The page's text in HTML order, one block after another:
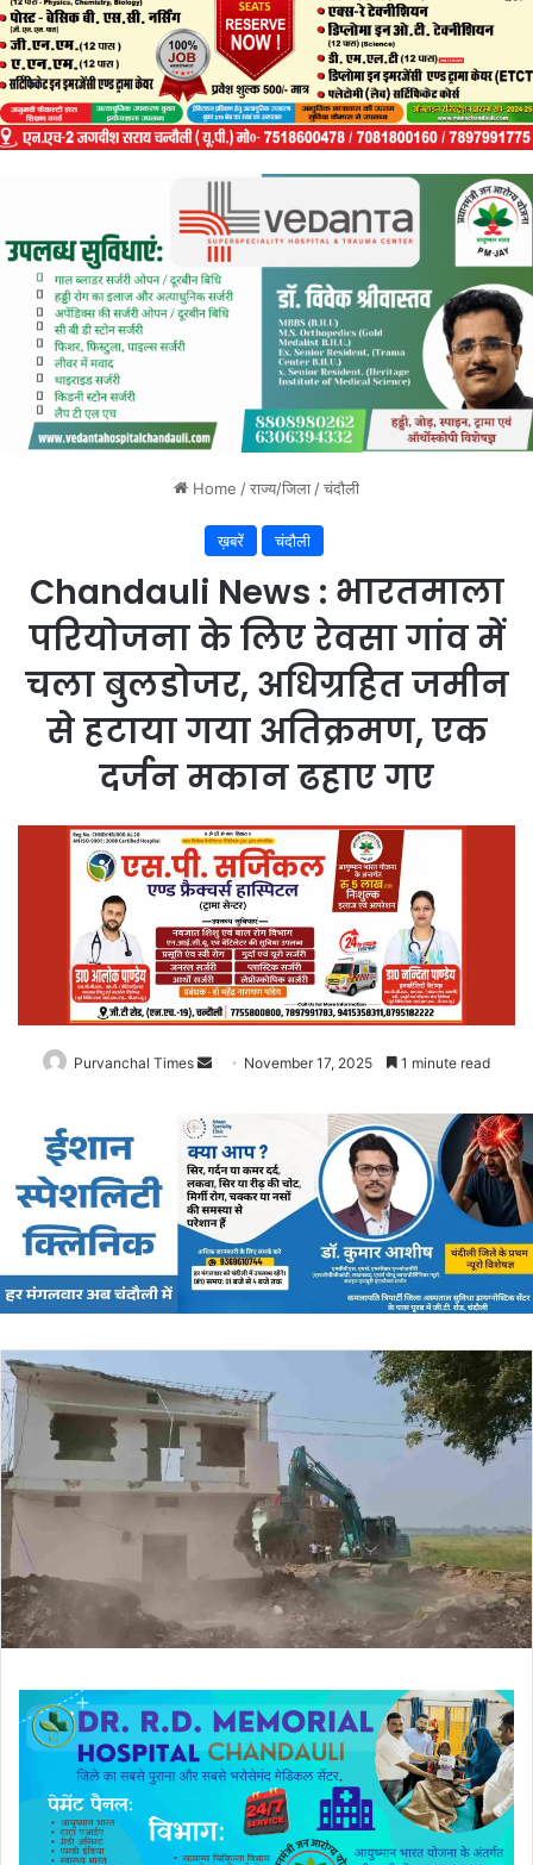
Home /राज्य/जिला/चंदौली
ख़बरें चंदौली
Chandauli News : भारतमाला
परियोजना के लिए रेवसा गांव में
चला बुलडोजर, अधिग्रहित जमीन
से हटाया गया अतिक्रमण, एक
दर्जन मकान ढहाए गए
Purvanchal Times
Send
email
November 17, 2025 1 minute read